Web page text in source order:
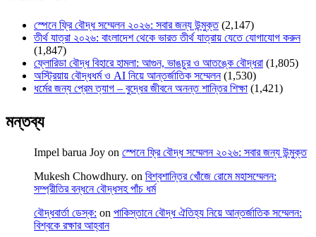
স্পেনে ফ্রি বৌদ্ধ সম্মেলন ২০২৬: সবার জন্য উন্মুক্ত (2,147)
তীর্থ যাত্রা ২০২৬: বাংলাদেশ থেকে ভারত তীর্থ যাত্রায় যেতে যোগাযোগ করুন
(1,847)
ফ্লোরিডা বৌদ্ধ বিহারে হামলা: আগুন, ভাঙচুর ও আতঙ্কে বৌদ্ধরা (1,805)
অস্ট্রিয়ায় বৌদ্ধধর্ম ও AI নিয়ে আন্তর্জাতিক সম্মেলন (1,530)
ধর্মের জন্য প্রেম ত্যাগ – বুদ্ধের জীবনে অনন্ত শান্তির শিক্ষা (1,421)
মন্তব্য
Impel barua Joy on স্পেনে ফ্রি বৌদ্ধ সম্মেলন ২০২৬: সবার জন্য উন্মুক্ত
Mukesh Chowdhury. on বিশ্বশান্তির খোঁজে রোমে মহাসম্মেলন:
সম্প্রীতির বন্ধনে বৌদ্ধসহ পাঁচ ধর্ম
বৌদ্ধবার্তা ডেস্ক: on পাকিস্তানে বৌদ্ধ ঐতিহ্য নিয়ে আন্তর্জাতিক সম্মেলন:
বিশ্বকে রক্ষার আহ্বান